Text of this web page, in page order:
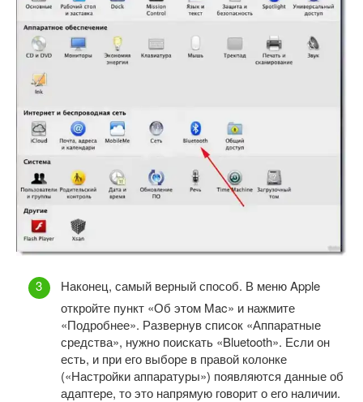
Наконец, самый верный способ. В меню Apple
откройте пункт «Об этом Mac» и нажмите
«Подробнее». Развернув список «Аппаратные
средства», нужно поискать «Bluetooth». Если он
есть, и при его выборе в правой колонке
(«Настройки аппаратуры») появляются данные об
адаптере, то это напрямую говорит о его наличии.